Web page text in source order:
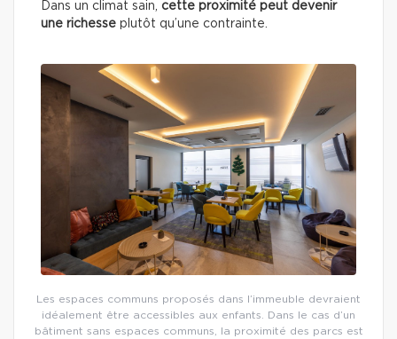
Dans un climat sain, cette proximité peut devenir
une richesse plutôt qu’une contrainte.
Les espaces communs proposés dans l’immeuble devraient
idéalement être accessibles aux enfants. Dans le cas d’un
bâtiment sans espaces communs, la proximité des parcs est